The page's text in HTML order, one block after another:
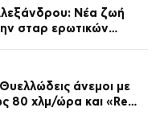
Νέα ζωή
σταρ ερωτικών
άνεμοι με
80 χλμ/ώρα και «Red